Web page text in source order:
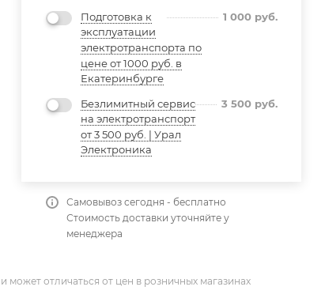
Подготовка к
эксплуатации
электротранспорта по
цене от 1000 руб. в
Екатеринбурге
1 000руб.
Безлимитный сервис
на электротранспорт
от 3 500 руб. | Урал
Электроника
3 500руб.
Самовывоз сегодня - бесплатно
Стоимость доставки уточняйте у
менеджера
может отличаться от цен в розничных магазинах